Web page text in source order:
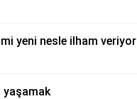
yeni nesle ilham veriyor
yaşamak